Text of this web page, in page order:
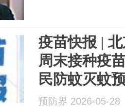
疫苗快报 |
周末接种疫
民防蚊灭蚊
雅热
预防界 2026-05-28